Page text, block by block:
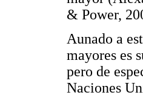
& Power,
Aunado a
mayores es
pero de
Naciones